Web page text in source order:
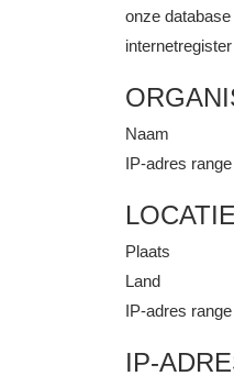
onze
Naam
IP-adres range
LOCATIE
Plaats
Land
IP-adres range
IP-